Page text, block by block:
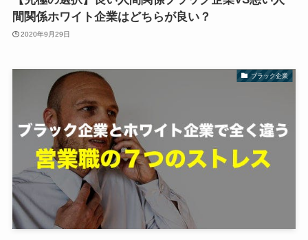
間関係ホワイト企業はどちらが良い？
2020年9月29日
ブラック企業